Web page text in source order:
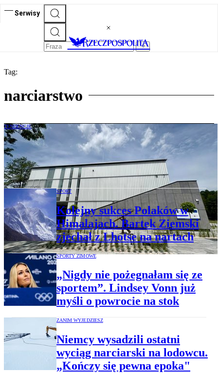
Serwisy
Tag:
narciarstwo
TENDENCJE
14 lipca otwierają Beskidzkie Centrum
Narciarstwa. To inicjatywa Adama
Małysza
SPORT
Kolejny sukces Polaków w
Himalajach. Bartek Ziemski
zjechał z Lhotse na nartach
SPORTY ZIMOWE
„Nigdy nie pożegnałam się ze
sportem”. Lindsey Vonn już
myśli o powrocie na stok
ZANIM WYJEDZIESZ
Niemcy wysadzili ostatni
wyciąg narciarski na lodowcu.
„Kończy się pewna epoka"